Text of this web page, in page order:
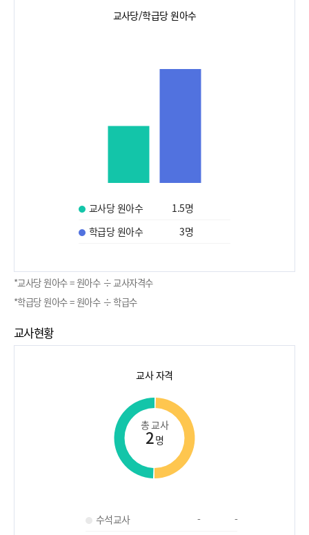
교사당/학급당 원아수
교사당 원아수 1.5명
학급당 원아수
3명
*교사당 원아수 = 원아수 ÷ 교사자격수
*학급당 원아수 = 원아수 ÷ 학급수
교사현황
교사 자격
총 교사
2명
수석교사 -
-